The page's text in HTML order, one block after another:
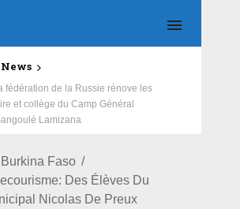
fédération de la Russie rénove les
et collège du Camp Général
Lamizana
Burkina Faso
Des Élèves Du
Nicolas De Preux